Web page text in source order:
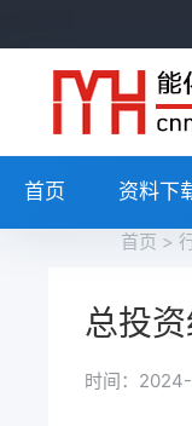
首页 资料下
首页 >
总投
时间：